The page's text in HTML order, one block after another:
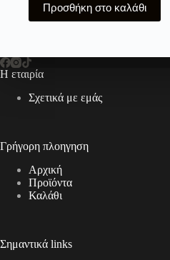
Προσθήκη στο καλάθι
Η εταιρία
Σχετικά με εμάς
Γρήγορη πλοηγηση
Αρχική
Προϊόντα
Καλάθι
Σημαντικά links